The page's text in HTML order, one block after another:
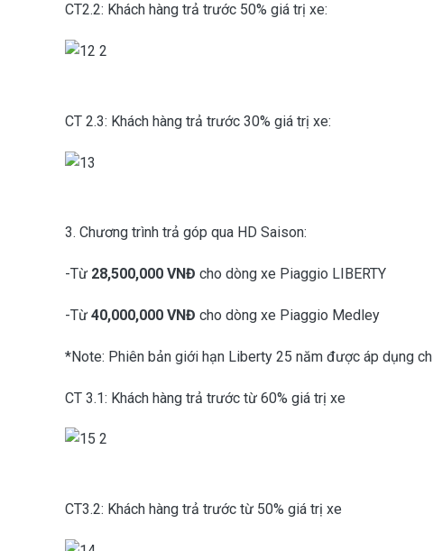
CT2.2: Khách hàng trả trước 50% giá trị xe:
CT 2.3: Khách hàng trả trước 30% giá trị xe:
3. Chương trình trả góp qua HD Saison:
-Từ 28,500,000 VNĐ cho dòng xe Piaggio LIBERTY
-Từ 40,000,000 VNĐ cho dòng xe Piaggio Medley
*Note: Phiên bản giới hạn Liberty 25 năm được áp dụng
CT 3.1: Khách hàng trả trước từ 60% giá trị xe
CT3.2: Khách hàng trả trước từ 50% giá trị xe